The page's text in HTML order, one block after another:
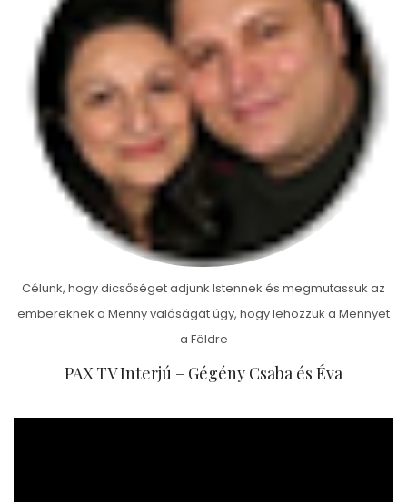
Célunk, hogy dicsőséget adjunk Istennek és megmutassuk az
embereknek a Menny valóságát úgy, hogy lehozzuk a Mennyet
a Földre
PAX TV Interjú – Gégény Csaba és Éva